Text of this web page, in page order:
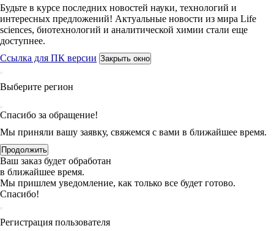
Будьте в курсе последних новостей науки, технологий и
интересных предложений! Актуальные новости из мира Life
sciences, биотехнологий и аналитической химии стали еще
доступнее.
Ссылка для ПК версии Закрыть окно
Выберите регион
Спасибо за обращение!
Мы приняли вашу заявку, свяжемся с вами в ближайшее время.
Продолжить
Ваш заказ будет обработан
в ближайшее время.
Мы пришлем уведомление, как только все будет готово.
Спасибо!
Регистрация пользователя